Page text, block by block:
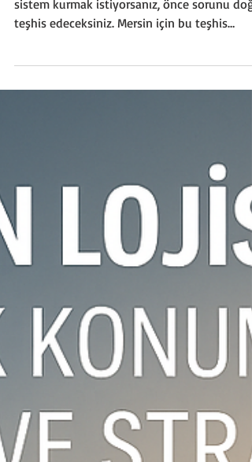
"Mühendislikte bir kural vardır; doğru bir
sistem kurmak istiyorsanız, önce sorunu
liman, şehri ve ticareti boğan bir dar boğaza
yapma yolunda atılmış en somut adımdır."
Ayhan Kızıltan, ben@ayhankiziltan.com,
Mersin, 06 Nisan 2026 BU AÇILIŞ BİR TESİSİN